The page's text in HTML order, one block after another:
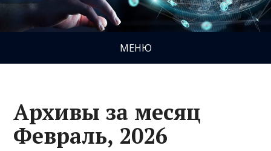
МЕНЮ
Архивы за месяц
Февраль, 2026